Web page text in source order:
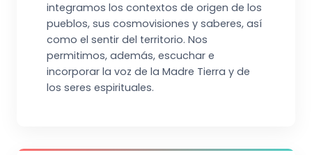
integramos los contextos de origen de los
pueblos, sus cosmovisiones y saberes, así
como el sentir del territorio. Nos
permitimos, además, escuchar e
incorporar la voz de la Madre Tierra y de
los seres espirituales.